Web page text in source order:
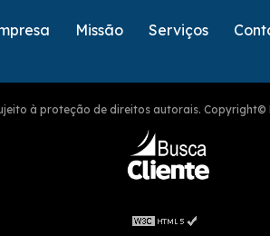
Missão Serviços
à proteção de direitos autorais. Copyright©